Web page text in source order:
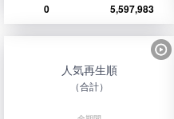
0 5,597,983
人気再生順
（合計）